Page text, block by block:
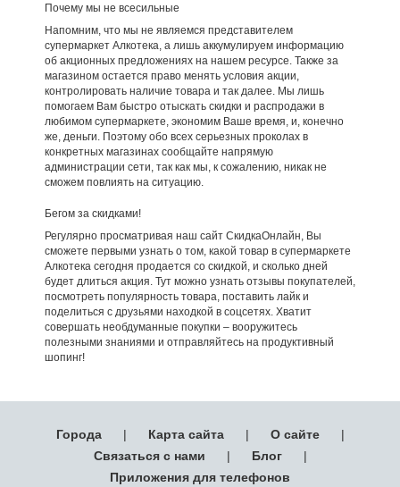
Почему мы не всесильные
Напомним, что мы не являемся представителем
супермаркет Алкотека, а лишь аккумулируем информацию
об акционных предложениях на нашем ресурсе. Также за
магазином остается право менять условия акции,
контролировать наличие товара и так далее. Мы лишь
помогаем Вам быстро отыскать скидки и распродажи в
любимом супермаркете, экономим Ваше время, и, конечно
же, деньги. Поэтому обо всех серьезных проколах в
конкретных магазинах сообщайте напрямую
администрации сети, так как мы, к сожалению, никак не
сможем повлиять на ситуацию.
Бегом за скидками!
Регулярно просматривая наш сайт СкидкаОнлайн, Вы
сможете первыми узнать о том, какой товар в супермаркете
Алкотека сегодня продается со скидкой, и сколько дней
будет длиться акция. Тут можно узнать отзывы покупателей,
посмотреть популярность товара, поставить лайк и
поделиться с друзьями находкой в соцсетях. Хватит
совершать необдуманные покупки – вооружитесь
полезными знаниями и отправляйтесь на продуктивный
шопинг!
Города | Карта сайта | О сайте
|
Связаться с нами
| Блог
|
Приложения для телефонов